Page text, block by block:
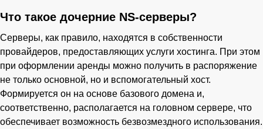
Что такое дочерние NS-серверы?
Серверы, как правило, находятся в собственности
провайдеров, предоставляющих услуги хостинга. При этом
при оформлении аренды можно получить в распоряжение
не только основной, но и вспомогательный хост.
Формируется он на основе базового домена и,
соответственно, располагается на головном сервере, что
обеспечивает возможность безвозмездного использования.